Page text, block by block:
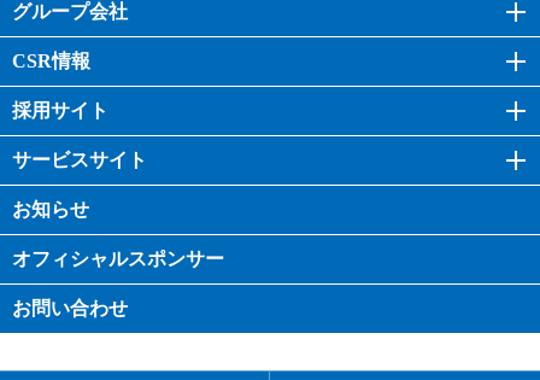
グループ会社
CSR情報
採用サイト
サービスサイト
お知らせ
オフィシャルスポンサー
お問い合わせ